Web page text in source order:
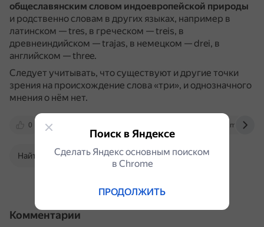
общеславянским словом индоевропейской природы
и родственно словам в других языках, например в
латинском — tres, в греческом — treis, в
древнеиндийском — trajas, в немецком — drei, в
английском — three.
Следует учитывать, что существуют и другие точки
зрения на происхождение слова «три», и однозначного
мнения о нём нет.
0 gufo.me
Найти в Поиске
Комментарии
Поиск в Яндексе
Сделать Яндекс основным поиском
в Сhrome
ПРОДОЛЖИТЬ